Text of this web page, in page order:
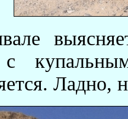
Ладно,